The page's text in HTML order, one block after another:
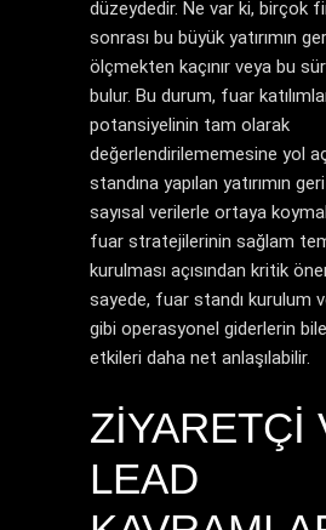
düzeydedir. Ne var ki, birçok
sonrası bu büyük yatırımın
ölçmekten kaçınır veya bu
bulur. Bu durum, fuar
potansiyelinin tam olarak
değerlendirilememesine yol
standına yapılan yatırımın
sayısal verilerle ortaya
fuar stratejilerinin sağlam
kurulması açısından kritik
sayede, fuar standı kurulum
gibi operasyonel giderlerin
etkileri daha net anlaşılabilir.
ZIYARETÇI
LEAD